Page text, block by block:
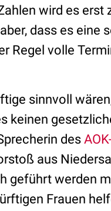
wird es erst
dass es eine
Regel volle
sinnvoll
keinen
des
aus
geführt werden
Frauen